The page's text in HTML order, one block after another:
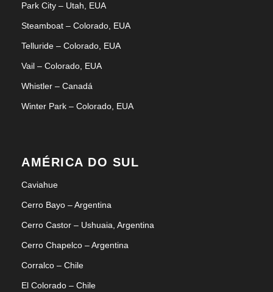
Park City – Utah, EUA
Steamboat – Colorado, EUA
Telluride – Colorado, EUA
Vail – Colorado, EUA
Whistler – Canadá
Winter Park – Colorado, EUA
AMÉRICA DO SUL
Caviahue
Cerro Bayo – Argentina
Cerro Castor – Ushuaia, Argentina
Cerro Chapelco – Argentina
Corralco – Chile
El Colorado – Chile